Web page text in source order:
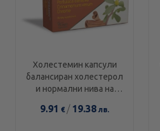
Холестемин капсули
балансиран холестерол
и нормални нива на
9.91 € / 19.38 лв.